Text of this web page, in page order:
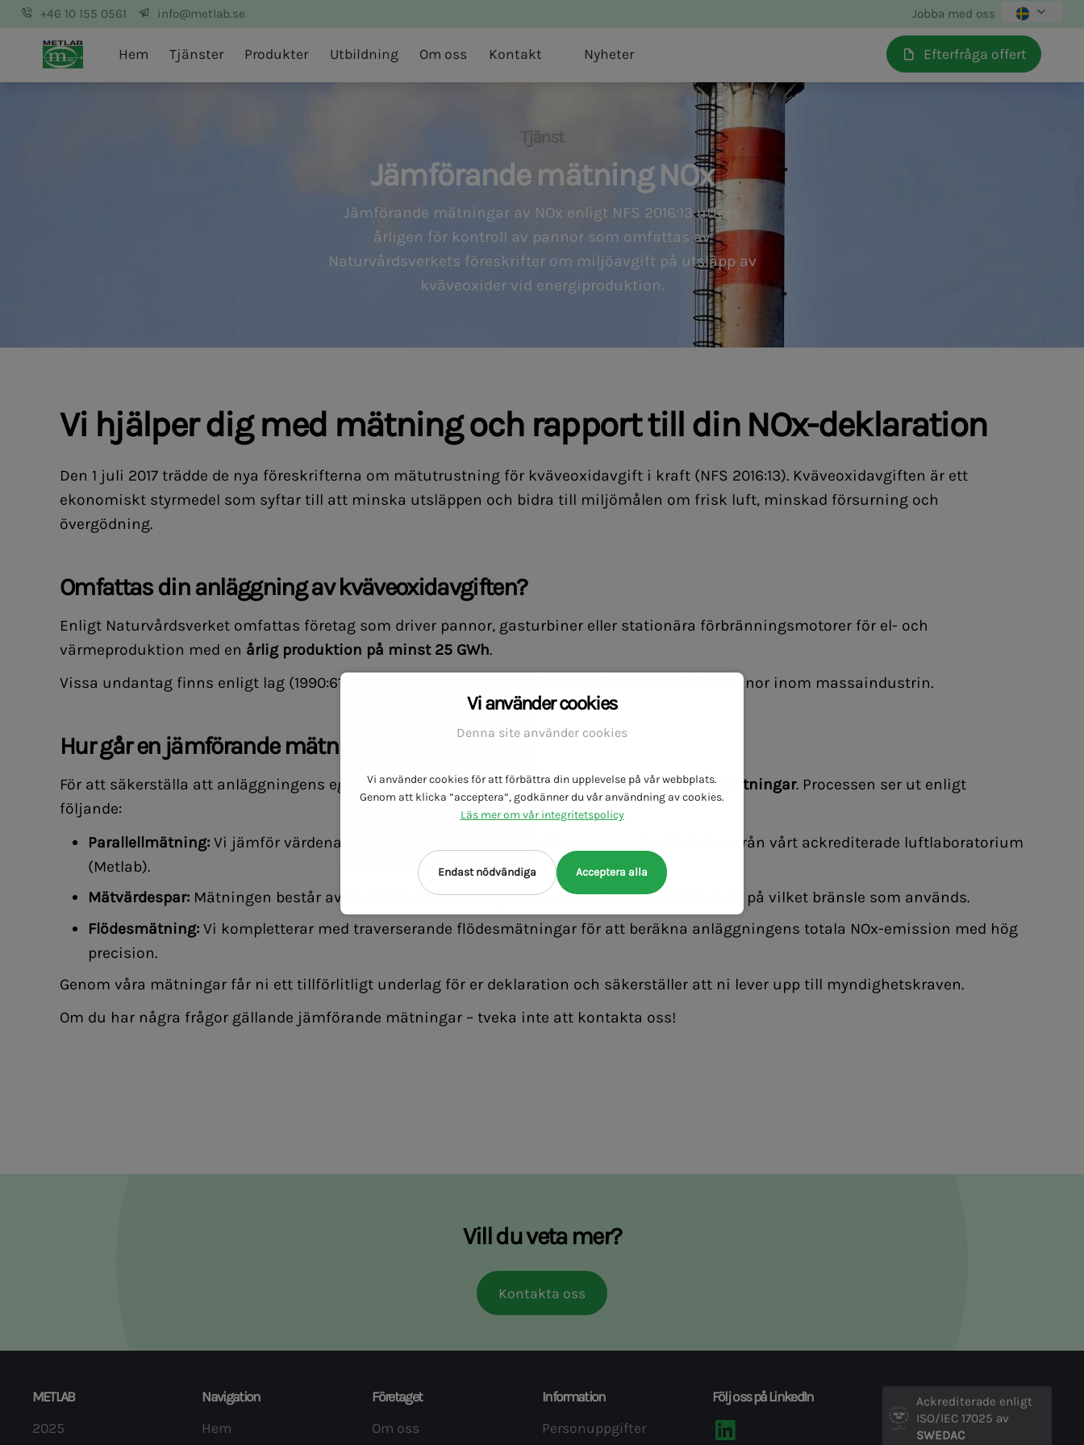
+46 10 155 0561 info@metlab.se Jobba med oss
Metlab Hem Tjänster Produkter Utbildning Om oss Kontakt Nyheter Efterfråga offert
Tjänst
Jämförande mätning NOx
Jämförande mätningar av NOx enligt NFS 2016:13 utförs
årligen för kontroll av pannor som omfattas av
Naturvårdsverkets föreskrifter om miljöavgift på utsläpp av
kväveoxider vid energiproduktion.
Vi hjälper dig med mätning och rapport till din NOx-deklaration
Den 1 juli 2017 trädde de nya föreskrifterna om mätutrustning för kväveoxidavgift i kraft (NFS 2016:13). Kväveoxidavgiften är ett
ekonomiskt styrmedel som syftar till att minska utsläppen och bidra till miljömålen om frisk luft, minskad försurning och
övergödning.
Omfattas din anläggning av kväveoxidavgiften?
Enligt Naturvårdsverket omfattas företag som driver pannor, gasturbiner eller stationära förbränningsmotorer för el- och
värmeproduktion med en årlig produktion på minst 25 GWh.
Vissa undantag finns enligt lag (1990:613), vilket bland annat inkluderar sodapannor och lutpannor inom massaindustrin.
Hur går en jämförande mätning till?
För att säkerställa att anläggningens egna mätsystem fungerar korrekt utför vijämförande mätningar. Processen ser ut enligt
följande:
Parallellmätning: Vi jämför värdena från anläggningens fasta mätsystem med mätvärden från vårt ackrediterade luftlaboratorium
(Metlab).
Mätvärdespar: Mätningen består av 10 mätvärdespar. Längden på dessa anpassas beroende på vilket bränsle som används.
Flödesmätning: Vi kompletterar med traverserande flödesmätningar för att beräkna anläggningens totala NOx-emission med hög
precision.
Genom våra mätningar får ni ett tillförlitligt underlag för er deklaration och säkerställer att ni lever upp till myndighetskraven.
Om du har några frågor gällande jämförande mätningar – tveka inte att kontakta oss!
Vill du veta mer?
Kontakta oss
METLAB
2025
Navigation
Hem
Företaget
Om oss
Information
Personuppgifter
Följ oss på LinkedIn
Ackrediterade enligt
ISO/IEC 17025 av
SWEDAC
Vi använder cookies
Denna site använder cookies
Vi använder cookies för att förbättra din upplevelse på vår webbplats.
Genom att klicka ”acceptera”, godkänner du vår användning av cookies.
Läs mer om vår integritetspolicy
Endast nödvändiga Acceptera alla